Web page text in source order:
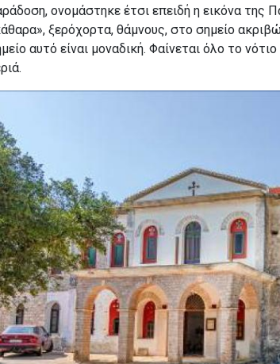
ονομάστηκε έτσι επειδή η εικόνα της
ξερόχορτα, θάμνους, στο σημείο
αυτό είναι μοναδική. Φαίνεται όλο το